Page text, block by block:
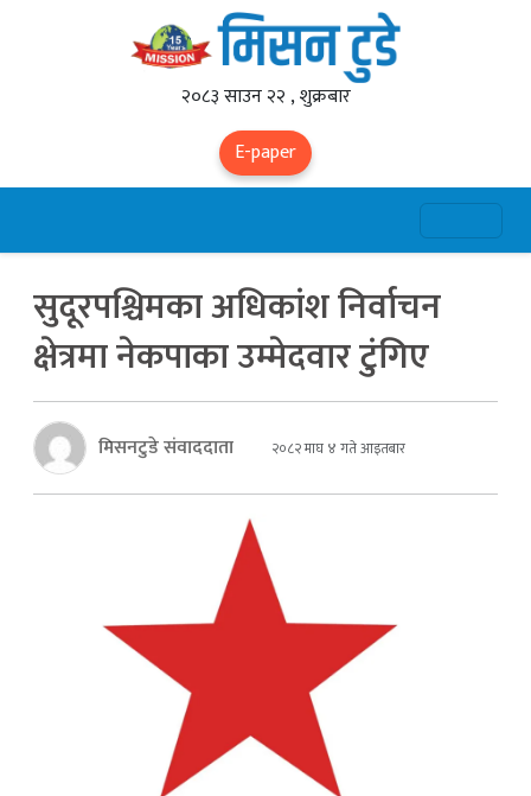
२०८३ साउन २२ , शुक्रबार
E-paper
सुदूरपश्चिमका अधिकांश निर्वाचन
क्षेत्रमा नेकपाका उम्मेदवार टुंगिए
मिसनटुडे संवाददाता २०८२ माघ ४ गते आइतबार